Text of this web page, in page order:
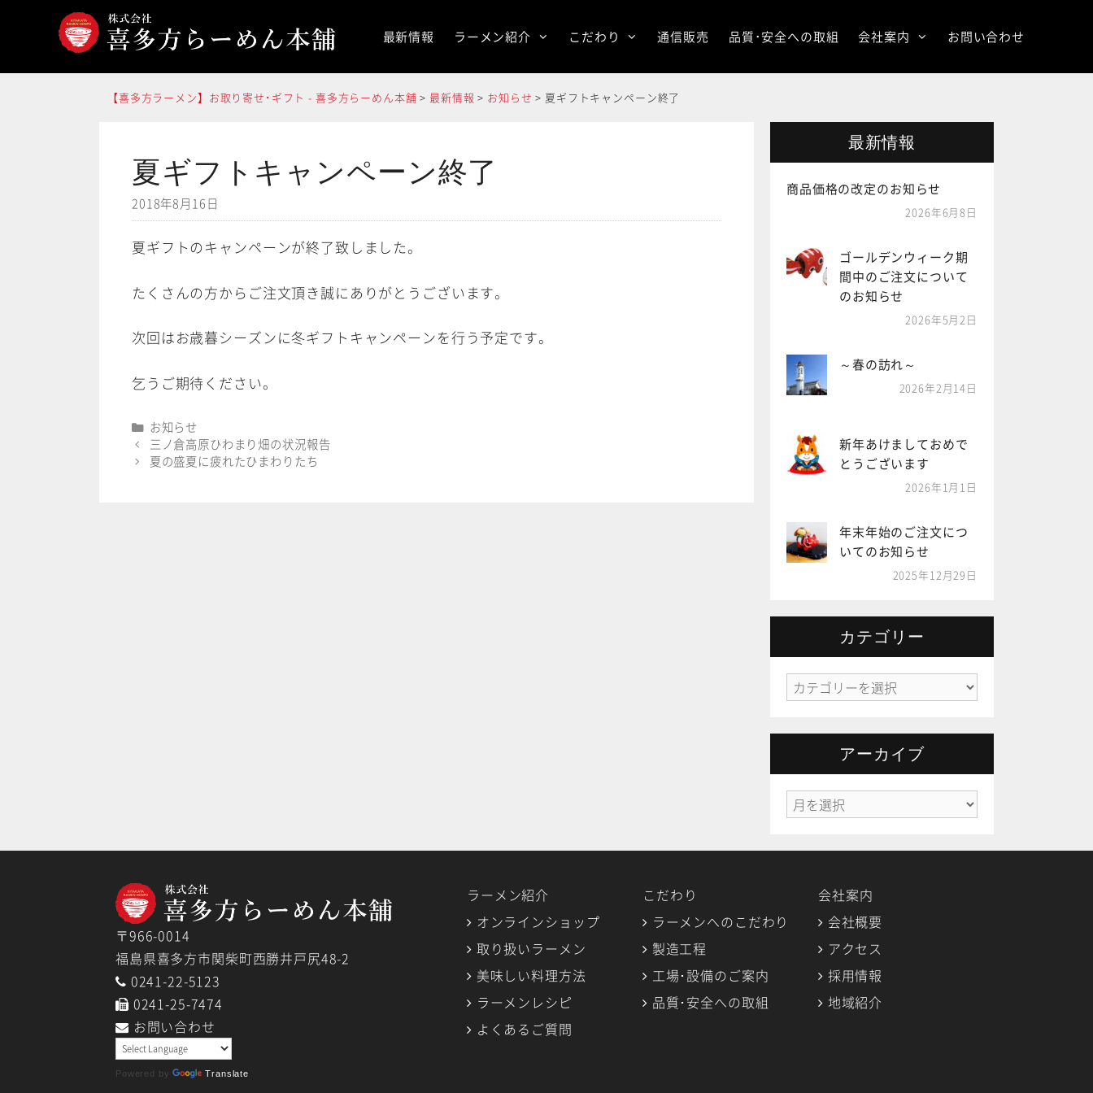
最新情報 ラーメン紹介 こだわり 通信販売 品質･安全への取組 会社案内 お問い合わせ
【喜多方ラーメン】お取り寄せ･ギフト - 喜多方らーめん本舗 > 最新情報 > お知らせ > 夏ギフトキャンペーン終了
夏ギフトキャンペーン終了
2018年8月16日
夏ギフトのキャンペーンが終了致しました。
たくさんの方からご注文頂き誠にありがとうございます。
次回はお歳暮シーズンに冬ギフトキャンペーンを行う予定です。
乞うご期待ください。
カ
テ
ゴ
お知らせ
三ノ倉高原ひわまり畑の状況報告
夏の盛夏に疲れたひまわりたち
最新情報
商品価格の改定のお知らせ
2026年6月8日
ゴールデンウィーク期
間中のご注文について
のお知らせ
2026年5月2日
～春の訪れ～
2026年2月14日
新年あけましておめで
とうございます
2026年1月1日
年末年始のご注文につ
いてのお知らせ
2025年12月29日
カテゴリー
カ
テ
ゴ
ー
アーカイブ
ア
ー
カ
〒966-0014
福島県喜多方市関柴町西勝井戸尻48-2
0241-22-5123
0241-25-7474
お問い合わせ
Powered by Translate
ラーメン紹介
オンラインショップ
取り扱いラーメン
美味しい料理方法
ラーメンレシピ
よくあるご質問
こだわり
ラーメンへのこだわり
製造工程
工場･設備のご案内
品質･安全への取組
会社案内
会社概要
アクセス
採用情報
地域紹介